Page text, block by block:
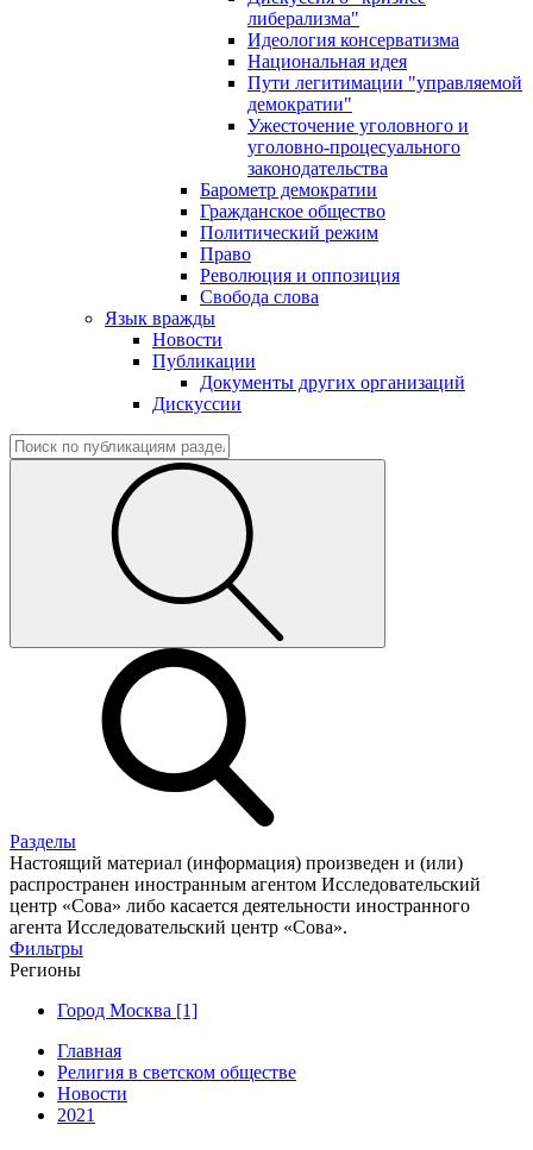
либерализма"
Идеология консерватизма
Национальная идея
Пути легитимации "управляемой
демократии"
Ужесточение уголовного и
уголовно-процесуального
законодательства
Барометр демократии
Гражданское общество
Политический режим
Право
Революция и оппозиция
Свобода слова
Язык вражды
Новости
Публикации
Документы других организаций
Дискуссии
Разделы
Настоящий материал (информация) произведен и (или)
распространен иностранным агентом Исследовательский
центр «Сова» либо касается деятельности иностранного
агента Исследовательский центр «Сова».
Фильтры
Регионы
Город Москва [1]
Главная
Религия в светском обществе
Новости
2021